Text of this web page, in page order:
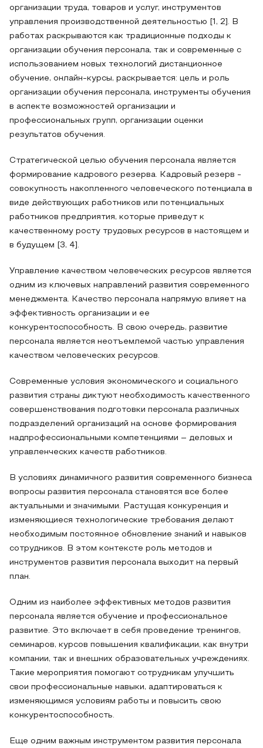
организации труда, товаров и услуг, инструментов
управления производственной деятельностью [1, 2]. В
работах раскрываются как традиционные подходы к
организации обучения персонала, так и современные с
использованием новых технологий дистанционное
обучение, онлайн-курсы, раскрывается: цель и роль
организации обучения персонала, инструменты обучения
в аспекте возможностей организации и
профессиональных групп, организации оценки
результатов обучения.
Стратегической целью обучения персонала является
формирование кадрового резерва. Кадровый резерв -
совокупность накопленного человеческого потенциала в
виде действующих работников или потенциальных
работников предприятия, которые приведут к
качественному росту трудовых ресурсов в настоящем и
в будущем [3, 4].
Управление качеством человеческих ресурсов является
одним из ключевых направлений развития современного
менеджмента. Качество персонала напрямую влияет на
эффективность организации и ее
конкурентоспособность. В свою очередь, развитие
персонала является неотъемлемой частью управления
качеством человеческих ресурсов.
Современные условия экономического и социального
развития страны диктуют необходимость качественного
совершенствования подготовки персонала различных
подразделений организаций на основе формирования
надпрофессиональными компетенциями – деловых и
управленческих качеств работников.
В условиях динамичного развития современного бизнеса
вопросы развития персонала становятся все более
актуальными и значимыми. Растущая конкуренция и
изменяющиеся технологические требования делают
необходимым постоянное обновление знаний и навыков
сотрудников. В этом контексте роль методов и
инструментов развития персонала выходит на первый
план.
Одним из наиболее эффективных методов развития
персонала является обучение и профессиональное
развитие. Это включает в себя проведение тренингов,
семинаров, курсов повышения квалификации, как внутри
компании, так и внешних образовательных учреждениях.
Такие мероприятия помогают сотрудникам улучшить
свои профессиональные навыки, адаптироваться к
изменяющимся условиям работы и повысить свою
конкурентоспособность.
Еще одним важным инструментом развития персонала